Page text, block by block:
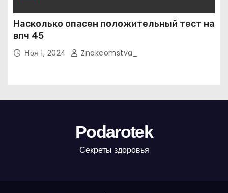
Насколько опасен положительный тест на
впч 45
Ноя 1, 2024 Znakcomstva_
Podarotek
Секреты здоровья